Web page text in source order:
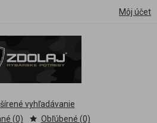
Môj účet
vyhľadávanie
(0)
Obľúbené (0)